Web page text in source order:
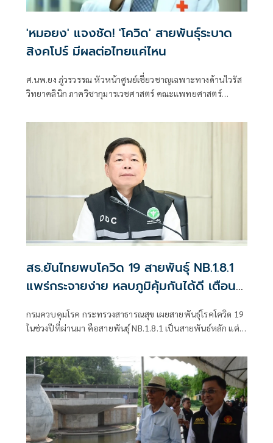
'หมอยง' แจงชัด! 'โควิด' สายพันธุ์ระบาด
สิงคโปร์ มีผลต่อไทยแค่ไหน
ศ.นพ.ยง ภู่วรวรรณ หัวหน้าศูนย์เชี่ยวชาญเฉพาะทางด้านไวรัส
วิทยาคลินิก ภาควิชากุมารเวชศาสตร์ คณะแพทยศาสตร์
สธ.ยันไทยพบโควิด 19 สายพันธุ์ NB.1.8.1
แพร่กระจายง่าย หลบภูมิคุ้มกันได้ดี เตือน
กรมควบคุมโรค กระทรวงสาธารณสุข เผยสายพันธุ์โรคโควิด 19
ในช่วงปีที่ผ่านมา คือสายพันธุ์ NB.1.8.1 เป็นสายพันธ์หลัก แต่
หรือโรครุนแรงมากขึ้น